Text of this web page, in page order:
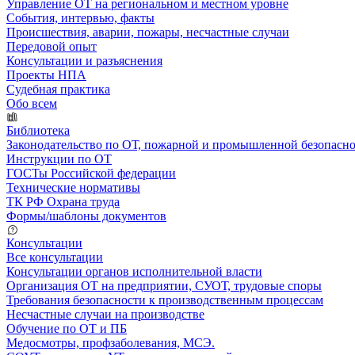
Управление ОТ на региональном и местном уровне
События, интервью, факты
Происшествия, аварии, пожары, несчастные случаи
Передовой опыт
Консультации и разъяснения
Проекты НПА
Судебная практика
Обо всем
Библиотека
Законодательство по ОТ, пожарной и промышленной
Инструкции по ОТ
ГОСТы Российской федерации
Технические нормативы
ТК РФ Охрана труда
Формы/шаблоны документов
Консультации
Все консультации
Консультации органов исполнительной власти
Организация ОТ на предприятии, СУОТ, трудовые споры
Требования безопасности к производственным процессам
Несчастные случаи на производстве
Обучение по ОТ и ПБ
Медосмотры, профзаболевания, МСЭ.